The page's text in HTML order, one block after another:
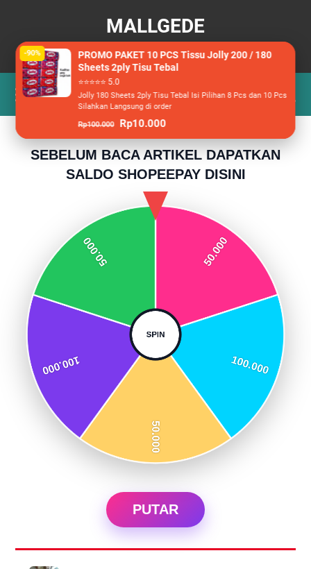
MALLGEDE
Berita, Wisata dan Racun Belanja
SEBELUM BACA ARTIKEL DAPATKAN
SALDO SHOPEEPAY DISINI
PUTAR
-90%
PROMO PAKET 10 PCS Tissu Jolly 200 / 180
Sheets 2ply Tisu Tebal
⭐⭐⭐⭐⭐ 5.0
Jolly 180 Sheets 2ply Tisu Tebal Isi Pilihan 8 Pcs dan 10 Pcs
Silahkan Langsung di order
Rp100.000
Rp10.000